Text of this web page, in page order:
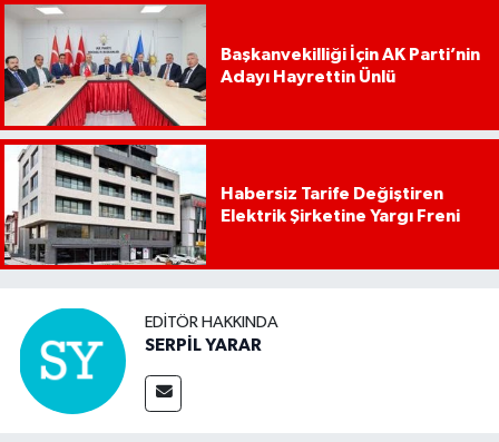
Başkanvekilliği İçin AK Parti’nin
Adayı Hayrettin Ünlü
Habersiz Tarife Değiştiren
Elektrik Şirketine Yargı Freni
EDITÖR HAKKINDA
SERPİL YARAR